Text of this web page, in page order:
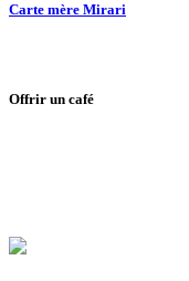
Carte mère Mirari
Offrir un café